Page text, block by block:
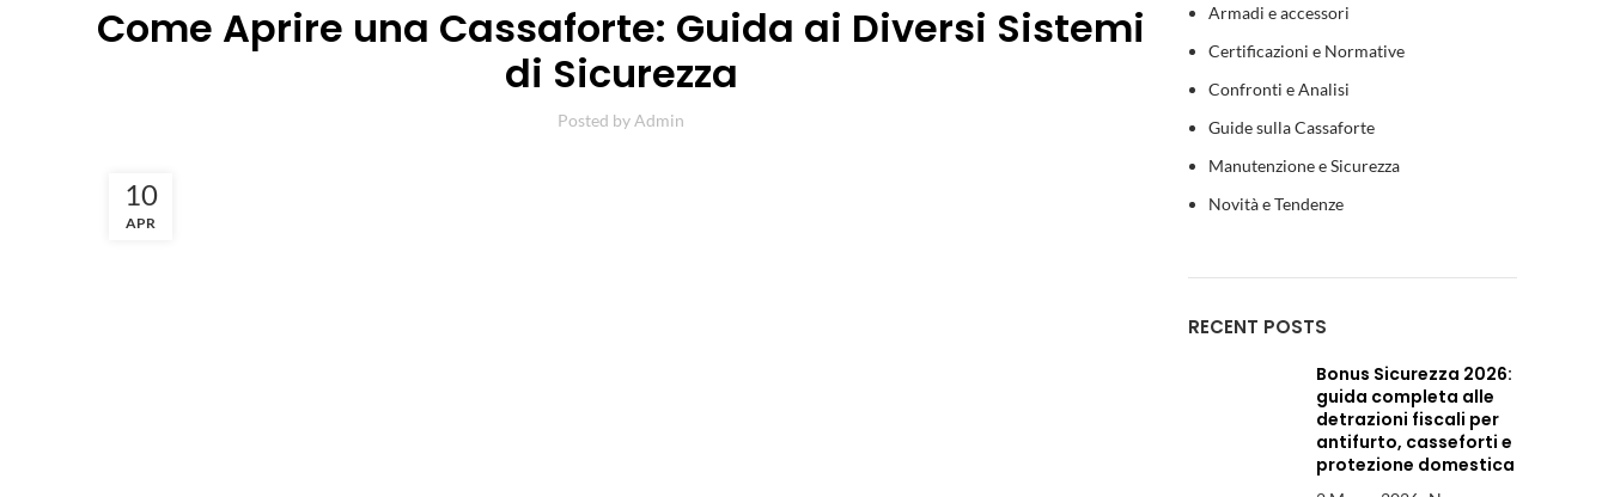
Come Aprire una Cassaforte: Guida ai Diversi Sistemi
di Sicurezza
Posted by Admin
10
APR
Armadi e accessori
Certificazioni e Normative
Confronti e Analisi
Guide sulla Cassaforte
Manutenzione e Sicurezza
Novità e Tendenze
RECENT POSTS
Bonus Sicurezza 2026:
guida completa alle
detrazioni fiscali per
antifurto, casseforti e
protezione domestica